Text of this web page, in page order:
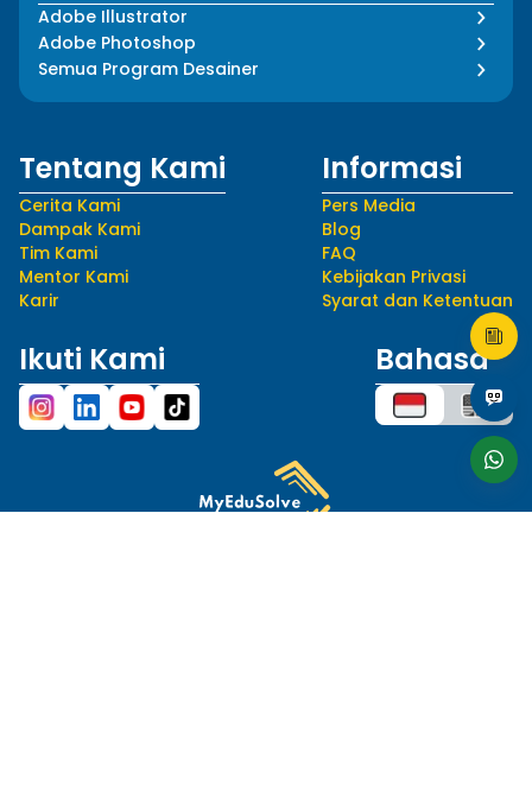
Adobe Illustrator
Adobe Photoshop
Semua Program Desainer
Tentang Kami
Cerita Kami
Dampak Kami
Tim Kami
Mentor Kami
Karir
Informasi
Pers Media
Blog
FAQ
Kebijakan Privasi
Syarat dan Ketentuan
Ikuti Kami Bahasa